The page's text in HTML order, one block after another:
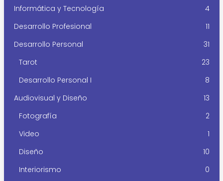
Informática y Tecnología
4
Desarrollo Profesional
11
Desarrollo Personal
31
Tarot
23
Desarrollo Personal I
8
Audiovisual y Diseño
13
Fotografía
2
Video
1
Diseño
10
Interiorismo
0